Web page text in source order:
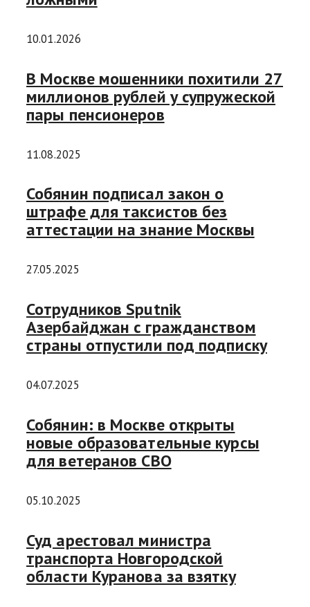
10.01.2026
В Москве мошенники похитили 27
миллионов рублей у супружеской
пары пенсионеров
11.08.2025
Собянин подписал закон о
штрафе для таксистов без
аттестации на знание Москвы
27.05.2025
Сотрудников Sputnik
Азербайджан с гражданством
страны отпустили под подписку
04.07.2025
Собянин: в Москве открыты
новые образовательные курсы
для ветеранов СВО
05.10.2025
Суд арестовал министра
транспорта Новгородской
области Куранова за взятку